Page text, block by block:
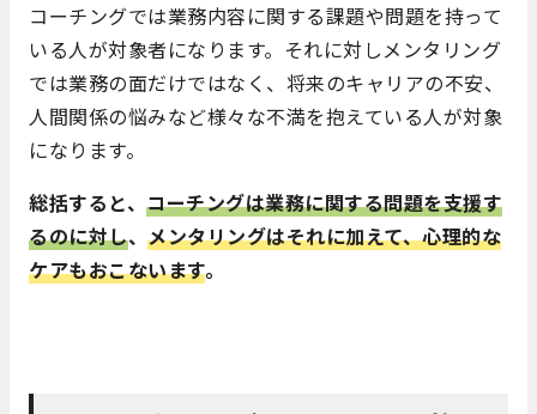
コーチングでは業務内容に関する課題や問題を持って
いる人が対象者になります。それに対しメンタリング
では業務の面だけではなく、将来のキャリアの不安、
人間関係の悩みなど様々な不満を抱えている人が対象
になります。
総括すると、 コーチングは業務に関する問題を支援す
るのに対し、 メンタリングはそれに加えて、心理的な
ケアもおこないます。